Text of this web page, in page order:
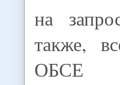
на
также,
ОБСЕ